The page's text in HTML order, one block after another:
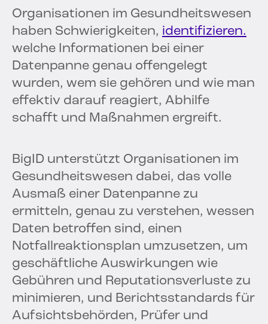
Organisationen im Gesundheitswesen
haben Schwierigkeiten, identifizieren.
welche Informationen bei einer
Datenpanne genau offengelegt
wurden, wem sie gehören und wie man
effektiv darauf reagiert, Abhilfe
schafft und Maßnahmen ergreift.
BigID unterstützt Organisationen im
Gesundheitswesen dabei, das volle
Ausmaß einer Datenpanne zu
ermitteln, genau zu verstehen, wessen
Daten betroffen sind, einen
Notfallreaktionsplan umzusetzen, um
geschäftliche Auswirkungen wie
Gebühren und Reputationsverluste zu
minimieren, und Berichtsstandards für
Aufsichtsbehörden, Prüfer und